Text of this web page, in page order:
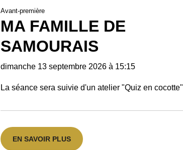
Avant-première
MA FAMILLE DE
SAMOURAIS
dimanche 13 septembre 2026 à 15:15
La séance sera suivie d'un atelier "Quiz en cocotte"
EN SAVOIR PLUS